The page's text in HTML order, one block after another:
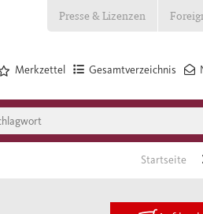
Presse & Lizenzen
Gesamtverzeichnis
Merkzettel
Startseite